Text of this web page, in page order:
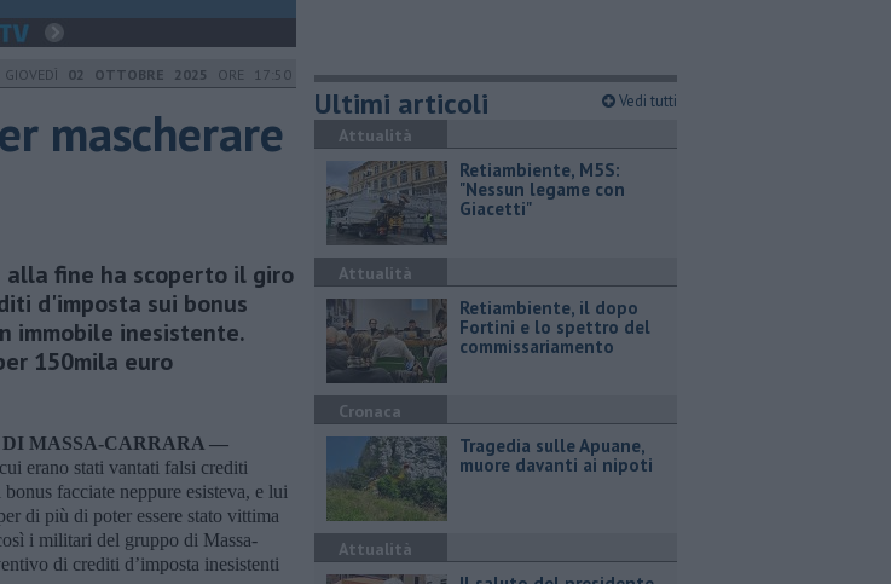
GIOVEDÌ 02 OTTOBRE 2025 ORE 17:50
mascherare
alla fine ha scoperto il giro
d'imposta sui bonus
immobile inesistente.
150mila euro
MASSA-CARRARA —
erano stati vantati falsi crediti
facciate neppure esisteva, e lui
di più di poter essere stato vittima
i militari del gruppo di Massa-
di crediti d’imposta inesistenti
Ultimi articoli Vedi tutti
Attualità
Retiambiente, M5S:
"Nessun legame con
Giacetti"
Attualità
Retiambiente, il dopo
Fortini e lo spettro del
commissariamento
Cronaca
Tragedia sulle Apuane,
muore davanti ai nipoti
Attualità